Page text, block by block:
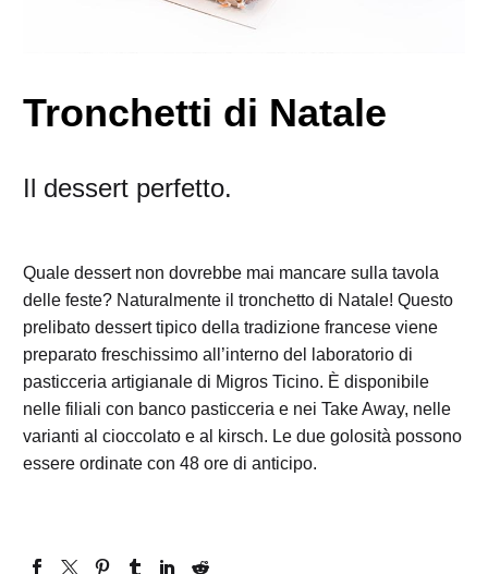
Tronchetti di Natale
Il dessert perfetto.
Quale dessert non dovrebbe mai mancare sulla tavola
delle feste? Naturalmente il tronchetto di Natale! Questo
prelibato dessert tipico della tradizione francese viene
preparato freschissimo all’interno del laboratorio di
pasticceria artigianale di Migros Ticino. È disponibile
nelle filiali con banco pasticceria e nei Take Away, nelle
varianti al cioccolato e al kirsch. Le due golosità possono
essere ordinate con 48 ore di anticipo.